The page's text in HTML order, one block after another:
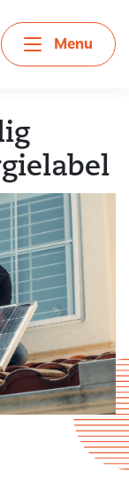
Menu